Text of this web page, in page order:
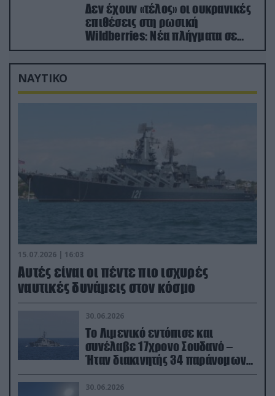
Δεν έχουν «τέλος» οι ουκρανικές
επιθέσεις στη ρωσική
Wildberries: Νέα πλήγματα σε
εγκαταστάσεις στα Ουράλια
ΝΑΥΤΙΚΟ
15.07.2026 | 16:03
Aυτές είναι οι πέντε πιο ισχυρές
ναυτικές δυνάμεις στον κόσμο
30.06.2026
Το Λιμενικό εντόπισε και
συνέλαβε 17χρονο Σουδανό –
Ήταν διακινητής 34 παράνομων
μεταναστών
30.06.2026